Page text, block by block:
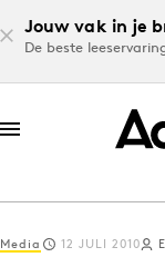
Jouw vak in je
De beste
Log in
Media 12 JULI 2010